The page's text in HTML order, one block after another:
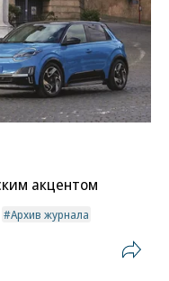
акцентом
Архив журнала